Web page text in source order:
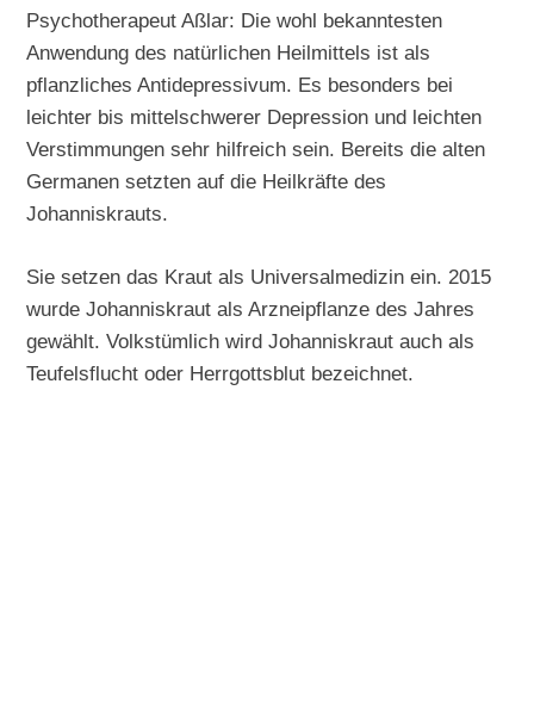
Psychotherapeut Aßlar: Die wohl bekanntesten
Anwendung des natürlichen Heilmittels ist als
pflanzliches Antidepressivum. Es besonders bei
leichter bis mittelschwerer Depression und leichten
Verstimmungen sehr hilfreich sein. Bereits die alten
Germanen setzten auf die Heilkräfte des
Johanniskrauts.
Sie setzen das Kraut als Universalmedizin ein. 2015
wurde Johanniskraut als Arzneipflanze des Jahres
gewählt. Volkstümlich wird Johanniskraut auch als
Teufelsflucht oder Herrgottsblut bezeichnet.